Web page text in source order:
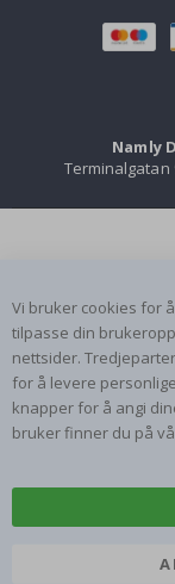
Namly
Terminalgatan
Vi bruker cookies for
tilpasse din
nettsider.
for å levere
knapper for å angi
bruker finner du på